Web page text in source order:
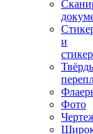
и
Фото